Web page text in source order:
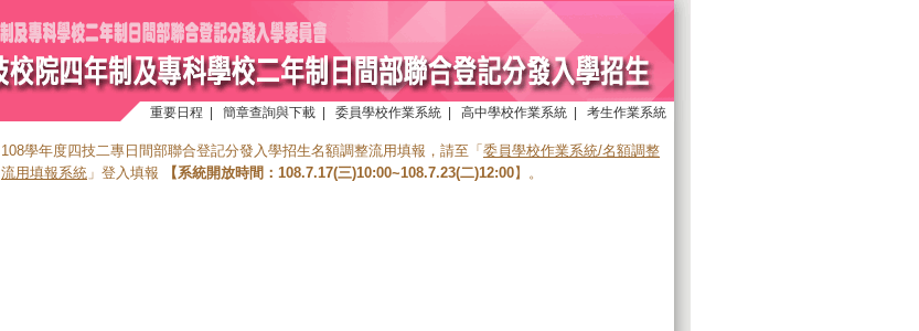
重要日程 簡章查詢與下載 委員學校作業系統 高中學校作業系統 考生作業系統
108學年度四技二專日間部聯合登記分發入學招生名額調整流用填報，請至「 委員學校作業系統/名額調整
流用填報系統 」登入填報 【系統開放時間：108.7.17(三)10:00~108.7.23(二)12:00】。